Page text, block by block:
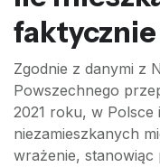
Zgodnie z danymi z
Powszechnego
2021 roku, w Polsce
niezamieszkanych
wrażenie, stanowiąc